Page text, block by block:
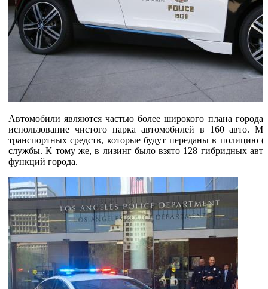
Автомобили являются частью более широкого плана
использование чистого парка автомобилей в 160 авто.
транспортных средств, которые будут переданы в
службы. К тому же, в лизинг было взято 128 гибридных авто
функций города.